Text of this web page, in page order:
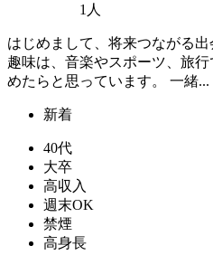
1人
はじめまして、将来つながる出
趣味は、音楽やスポーツ、旅
めたらと思っています。 一緒...
新着
40代
大卒
高収入
週末OK
禁煙
高身長